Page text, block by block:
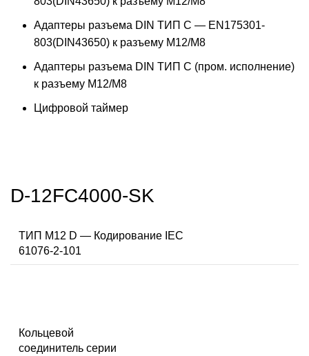
Адаптеры разъема DIN ТИП C — EN175301-
803(DIN43650) к разъему M12/M8
Адаптеры разъема DIN ТИП C (пром. исполнение)
к разъему M12/M8
Цифровой таймер
D-12FC4000-SK
ТИП M12 D — Кодирование IEC
61076-2-101
Кольцевой
соединитель серии